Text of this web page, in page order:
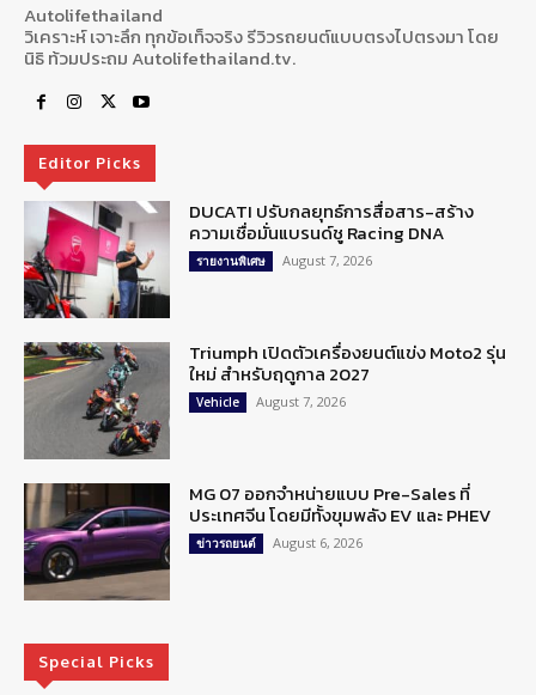
Autolifethailand
วิเคราะห์ เจาะลึก ทุกข้อเท็จจริง รีวิวรถยนต์แบบตรงไปตรงมา โดย
นิธิ ท้วมประถม Autolifethailand.tv.
Editor Picks
DUCATI ปรับกลยุทธ์การสื่อสาร-สร้าง
ความเชื่อมั่นแบรนด์ชู Racing DNA
รายงานพิเศษ August 7, 2026
Triumph เปิดตัวเครื่องยนต์แข่ง Moto2 รุ่น
ใหม่ สำหรับฤดูกาล 2027
Vehicle August 7, 2026
MG 07 ออกจำหน่ายแบบ Pre-Sales ที่
ประเทศจีน โดยมีทั้งขุมพลัง EV และ PHEV
ข่าวรถยนต์ August 6, 2026
Special Picks